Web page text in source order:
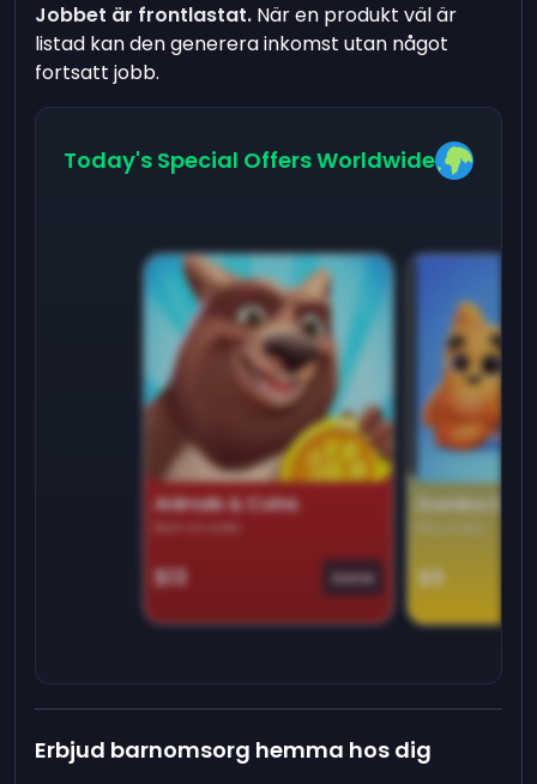
Jobbet är frontlastat. När en produkt väl är
listad kan den generera inkomst utan något
fortsatt jobb.
Today's Special Offers Worldwide
Animals & Coins
Earn on side
$13 Game
Domino
$9
Erbjud barnomsorg hemma hos dig